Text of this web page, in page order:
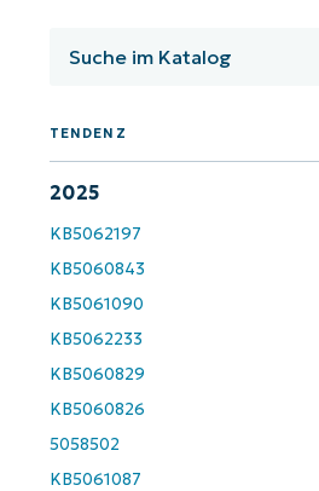
TENDENZ
2025
KB5062197
KB5060843
KB5061090
KB5062233
KB5060829
KB5060826
5058502
KB5061087
email*
Phone
name*